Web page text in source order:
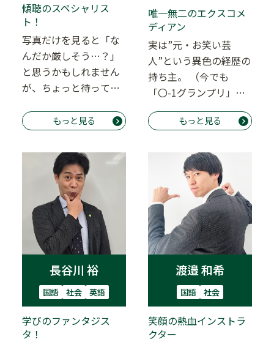
傾聴のスペシャリス
ト！
写真だけを見ると「な
んだか厳しそう…？」
と思うかもしれません
が、ちょっと待ってく
明倫が誇る「ギャッ…
もっと見る
唯一無二のエクスコメ
ディアン
実は”元・お笑い芸
人”という異色の経歴の
持ち主。 （今でも
「〇-1グランプリ」と
聞くと血が騒ぐと
か…） 塾講師になった
もっと見る
長谷川 裕
国語 社会 英語
学びのファンタジス
タ！
渡邉 和希
国語 社会
笑顔の熱血インストラ
クター